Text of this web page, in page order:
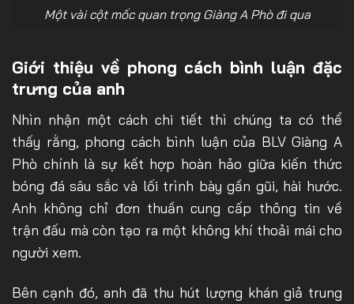
Một vài cột mốc quan trọng Giàng A Phò đi qua
Giới thiệu về phong cách bình luận đặc
trưng của anh
Nhìn nhận một cách chi tiết thì chúng ta có thể
thấy rằng, phong cách bình luận của BLV Giàng A
Phò chính là sự kết hợp hoàn hảo giữa kiến thức
bóng đá sâu sắc và lối trình bày gần gũi, hài hước.
Anh không chỉ đơn thuần cung cấp thông tin về
trận đấu mà còn tạo ra một không khí thoải mái cho
người xem.
Bên cạnh đó, anh đã thu hút lượng khán giả trung